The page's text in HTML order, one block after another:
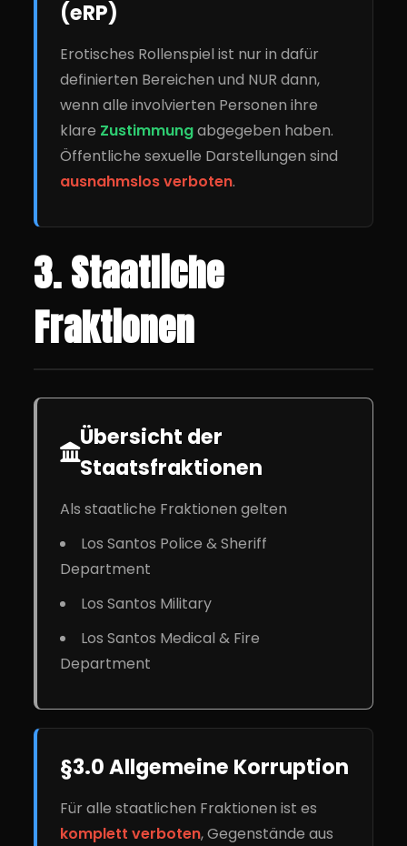
(eRP)
Erotisches Rollenspiel ist nur in dafür
definierten Bereichen und NUR dann,
wenn alle involvierten Personen ihre
klare Zustimmungabgegeben haben.
Öffentliche sexuelle Darstellungen sind
ausnahmslos verboten.
3. Staatliche
Fraktionen
Übersicht der
Staatsfraktionen
Als staatliche Fraktionen gelten
Los Santos Police & Sheriff
Department
Los Santos Military
Los Santos Medical & Fire
Department
§3.0 Allgemeine Korruption
Für alle staatlichen Fraktionen ist es
komplett verboten, Gegenstände aus